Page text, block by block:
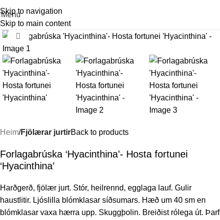
Skip to navigation
Skip to main content
Menu
Stækka mynd
Heim Fjölærar jurtirBack to products
Forlagabrúska ‘Hyacinthina’- Hosta fortunei
‘Hyacinthina’
Harðgerð, fjölær jurt. Stór, heilrennd, egglaga lauf. Gulir
haustlitir. Ljóslilla blómklasar síðsumars. Hæð um 40 sm en
blómklasar vaxa hærra upp. Skuggþolin. Breiðist rólega út. Þarf